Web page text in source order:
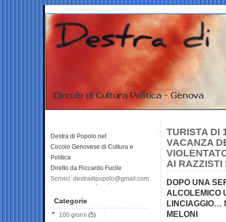
TURISTA DI
VACANZA
AI RAZZISTI
DOPO UNA
ALCOLEMICO
LINCIAGGIO…
MELONI
Destra di Popolo.net
Circolo Genovese di Cultura e
Politica
Diretto da Riccardo Fucile
Scrivici: destradipopolo@gmail.com
Categorie
100 giorni (5)